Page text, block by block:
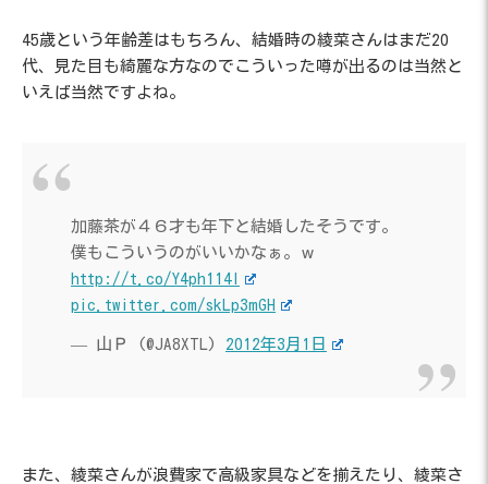
45歳という年齢差はもちろん、結婚時の綾菜さんはまだ20
代、見た目も綺麗な方なのでこういった噂が出るのは当然と
いえば当然ですよね。
加藤茶が４６才も年下と結婚したそうです。
僕もこういうのがいいかなぁ。ｗ
http://t.co/Y4ph114l
pic.twitter.com/skLp3mGH
— 山Ｐ (@JA8XTL) 2012年3月1日
また、綾菜さんが浪費家で高級家具などを揃えたり、綾菜さ